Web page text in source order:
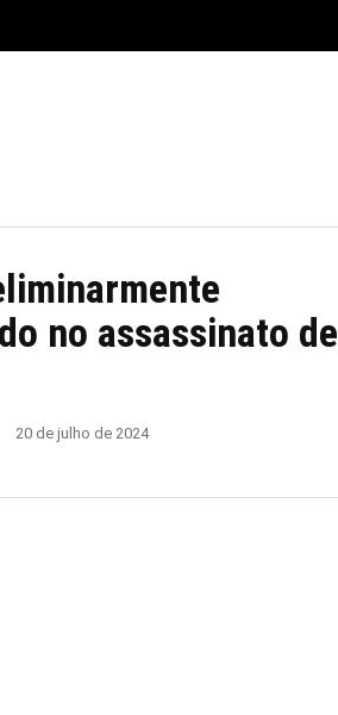
no assassinato de
20 de julho de 2024